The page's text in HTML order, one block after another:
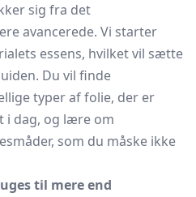
sig fra det
avancerede. Vi starter
essens, hvilket vil sætte
Du vil finde
typer af folie, der er
i dag, og lære om
som du måske ikke
til mere end